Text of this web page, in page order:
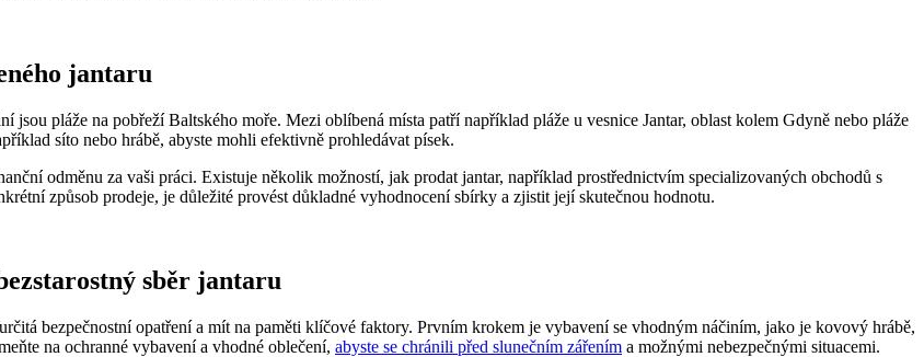
jantaru
pláže na pobřeží Baltského moře. Mezi oblíbená místa patří například pláže u vesnice Jantar, oblast kolem Gdyně nebo pláže
síto nebo hrábě, abyste mohli efektivně prohledávat písek.
odměnu za vaši práci. Existuje několik možností, jak prodat jantar, například prostřednictvím specializovaných obchodů s
způsob prodeje, je důležité provést důkladné vyhodnocení sbírky a zjistit její skutečnou hodnotu.
sběr jantaru
bezpečnostní opatření a mít na paměti klíčové faktory. Prvním krokem je vybavení se vhodným náčiním, jako je kovový hrábě,
na ochranné vybavení a vhodné oblečení, abyste se chránili před slunečním zářením a možnými nebezpečnými situacemi.